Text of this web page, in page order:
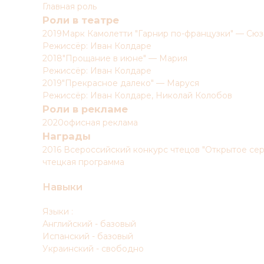
Главная роль
Роли в театре
2019Марк Камолетти "Гарнир по-французки" —
Режиссёр: Иван Колдаре
2018"Прощание в июне" — Мария
Режиссёр: Иван Колдаре
2019"Прекрасное далеко" — Маруся
Режиссёр: Иван Колдаре, Николай Колобов
Роли в рекламе
2020офисная реклама
Награды
2016 Всероссийский конкурс чтецов "Открытое
чтецкая программа
Навыки
Языки :
Английский - базовый
Испанский - базовый
Украинский - свободно